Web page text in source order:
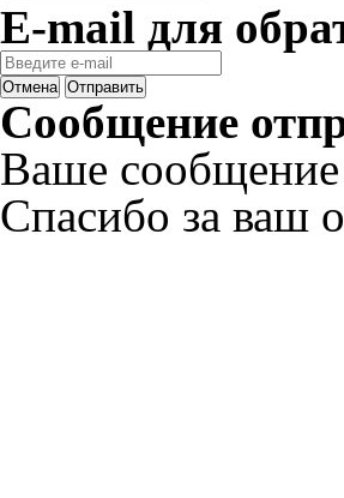
E-mail для
Отмена Отправить
Сообщение
Ваше
Спасибо за ваш